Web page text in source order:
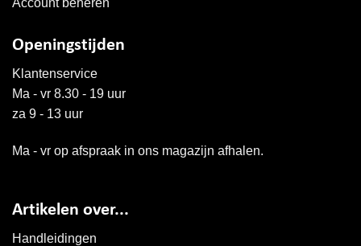
Account beheren
Openingstijden
Klantenservice
Ma - vr 8.30 - 19 uur
za 9 - 13 uur
Ma - vr op afspraak in ons magazijn afhalen.
Artikelen over...
Handleidingen